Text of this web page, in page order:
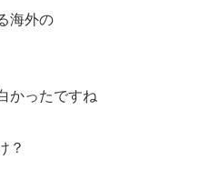
海外の
かったですね
？